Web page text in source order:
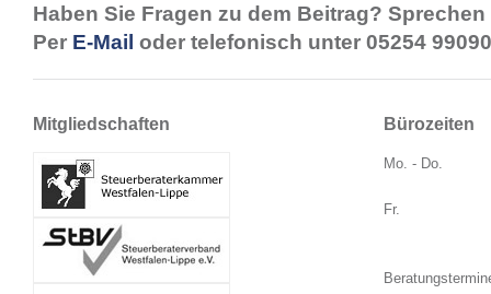
Haben Sie Fragen zu dem Beitrag?
Per E-Mail oder telefonisch unter 05254
Mitgliedschaften Bürozeiten
Mo. - Do.
Fr.